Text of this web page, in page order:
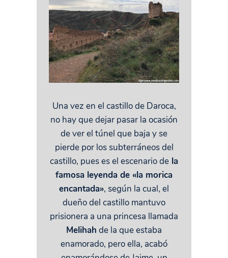
Una vez en el castillo de Daroca,
no hay que dejar pasar la ocasión
de ver el túnel que baja y se
pierde por los subterráneos del
castillo, pues es el escenario de la
famosa leyenda de «la morica
encantada», según la cual, el
dueño del castillo mantuvo
prisionera a una princesa llamada
Melihah de la que estaba
enamorado, pero ella, acabó